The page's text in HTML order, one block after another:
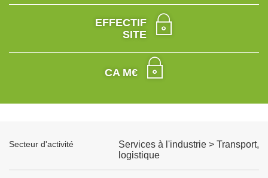
EFFECTIF
SITE
CA M€
Secteur d'activité
Services à l'industrie > Transport,
logistique